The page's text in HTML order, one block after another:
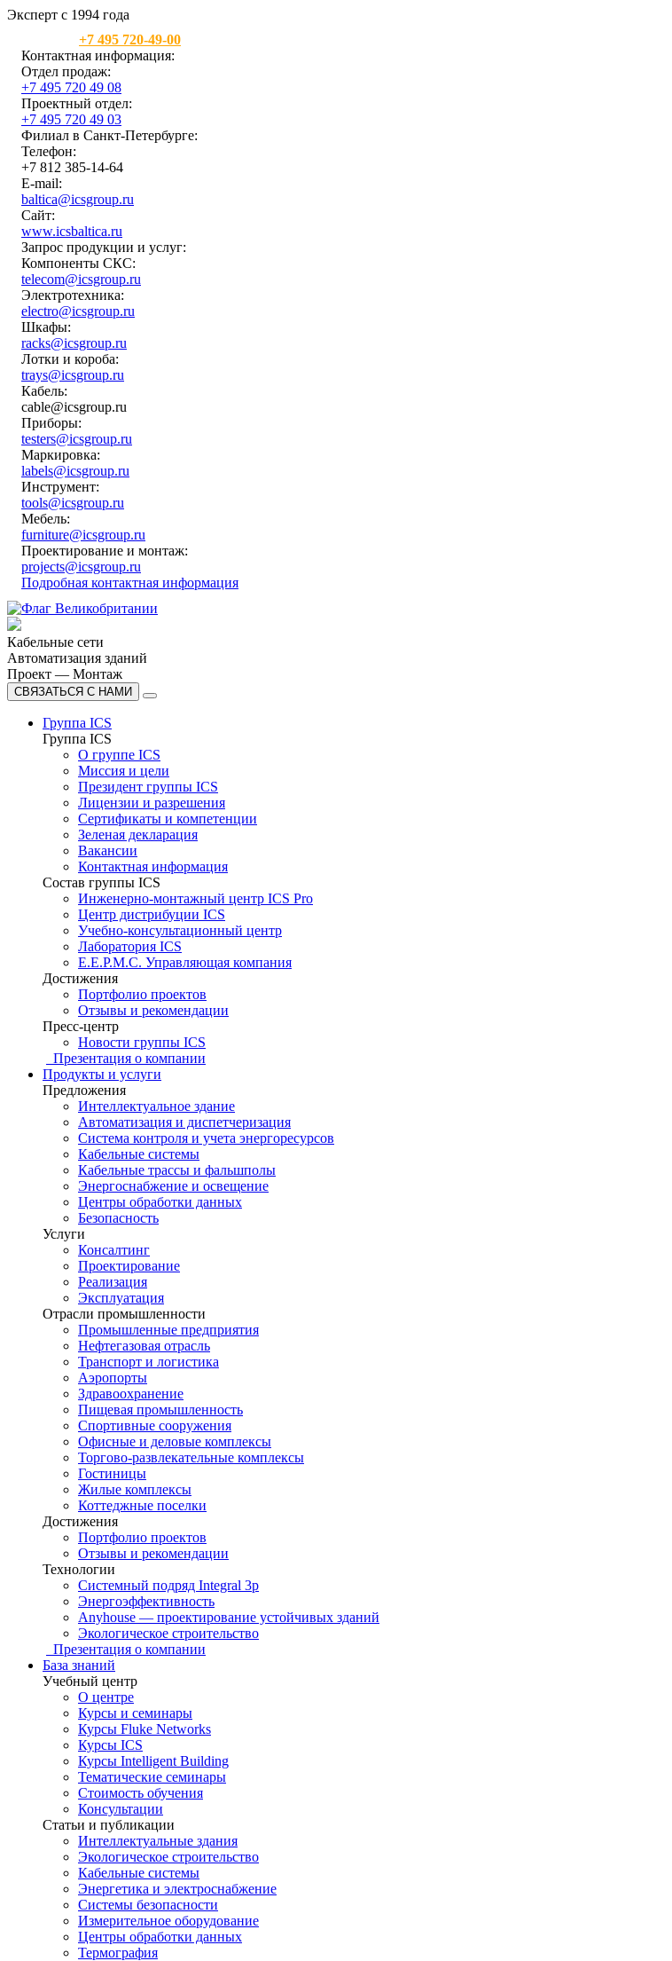
Эксперт с 1994 года
+7 495 720-49-00
Контактная информация:
Отдел продаж:
+7 495 720 49 08
Проектный отдел:
+7 495 720 49 03
Филиал в Санкт-Петербурге:
Телефон:
+7 812 385-14-64
E-mail:
baltica@icsgroup.ru
Сайт:
www.icsbaltica.ru
Запрос продукции и услуг:
Компоненты СКС:
telecom@icsgroup.ru
Электротехника:
electro@icsgroup.ru
Шкафы:
racks@icsgroup.ru
Лотки и короба:
trays@icsgroup.ru
Кабель:
cable@icsgroup.ru
Приборы:
testers@icsgroup.ru
Маркировка:
labels@icsgroup.ru
Инструмент:
tools@icsgroup.ru
Мебель:
furniture@icsgroup.ru
Проектирование и монтаж:
projects@icsgroup.ru
Подробная контактная информация
Кабельные сети
Автоматизация зданий
Проект — Монтаж
СВЯЗАТЬСЯ С НАМИ
Группа ICS
Группа ICS
О группе ICS
Миссия и цели
Президент группы ICS
Лицензии и разрешения
Сертификаты и компетенции
Зеленая декларация
Вакансии
Контактная информация
Состав группы ICS
Инженерно-монтажный центр ICS Pro
Центр дистрибуции ICS
Учебно-консультационный центр
Лаборатория ICS
E.E.P.M.C. Управляющая компания
Достижения
Портфолио проектов
Отзывы и рекомендации
Пресс-центр
Новости группы ICS
Презентация о компании
Продукты и услуги
Предложения
Интеллектуальное здание
Автоматизация и диспетчеризация
Система контроля и учета энергоресурсов
Кабельные системы
Кабельные трассы и фальшполы
Энергоснабжение и освещение
Центры обработки данных
Безопасность
Услуги
Консалтинг
Проектирование
Реализация
Эксплуатация
Отрасли промышленности
Промышленные предприятия
Нефтегазовая отрасль
Транспорт и логистика
Аэропорты
Здравоохранение
Пищевая промышленность
Спортивные сооружения
Офисные и деловые комплексы
Торгово-развлекательные комплексы
Гостиницы
Жилые комплексы
Коттеджные поселки
Достижения
Портфолио проектов
Отзывы и рекомендации
Технологии
Системный подряд Integral 3p
Энергоэффективность
Anyhouse — проектирование устойчивых зданий
Экологическое строительство
Презентация о компании
База знаний
Учебный центр
О центре
Курсы и семинары
Курсы Fluke Networks
Курсы ICS
Курсы Intelligent Building
Тематические семинары
Стоимость обучения
Консультации
Статьи и публикации
Интеллектуальные здания
Экологическое строительство
Кабельные системы
Энергетика и электроснабжение
Системы безопасности
Измерительное оборудование
Центры обработки данных
Термография